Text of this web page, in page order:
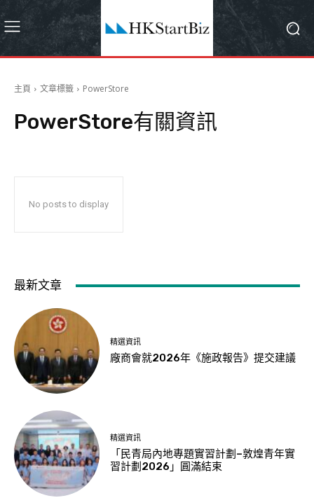
主頁 文章標籤 PowerStore
PowerStore有關資訊
No posts to display
最新文章
精選資訊
廠商會就2026年《施政報告》提交建議
精選資訊
「民青局內地專題實習計劃–敦煌青年實
習計劃2026」圓滿結束